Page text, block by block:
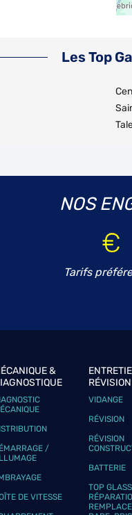
Voir plus
Les Top
NOS
Tarifs
&
/
DE VITESSE
RÉVISION
VIDANGE
RÉVISION
RÉVISION
BATTERIE
TOP